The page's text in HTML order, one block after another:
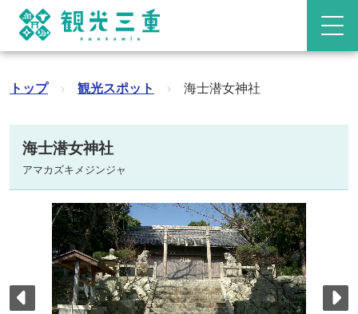
トップ › 観光スポット › 海士潜女神社
海士潜女神社
アマカズキメジンジャ